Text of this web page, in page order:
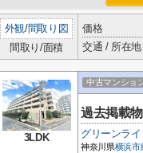
外観/間取り図
間取り/面積
価格
交通 / 所在地
3LDK
中古マンショ
過去掲載
グリーンライ
神奈川県横浜市